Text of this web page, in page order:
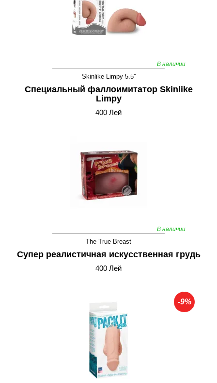
В наличии
Skinlike Limpy 5.5''
Специальный фаллоимитатор Skinlike
Limpy
400 Лей
В наличии
The True Breast
Супер реалистичная искусственная грудь
400 Лей
-9%